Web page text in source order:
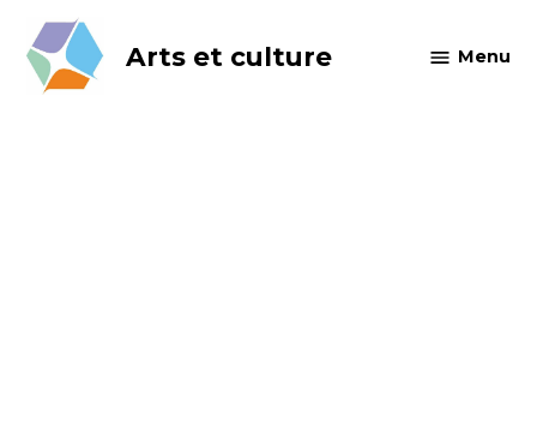
content
Arts et culture Menu